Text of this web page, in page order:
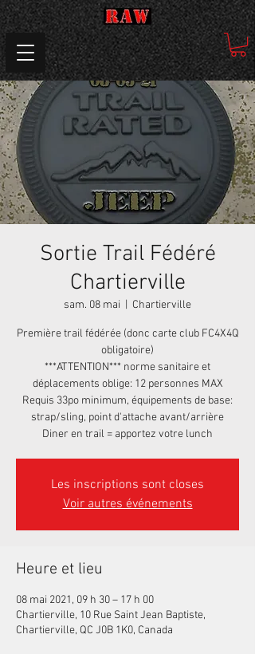
Sortie Trail Fédéré
Chartierville
sam. 08 mai Chartierville
Première trail fédérée (donc carte club FC4X4Q
obligatoire)
***ATTENTION*** norme sanitaire et
déplacements oblige: 12 personnes MAX
Requis 33po minimum, équipements de base:
strap/sling, point d'attache avant/arrière
Diner en trail = apportez votre lunch
Les inscriptions sont closes
Voir autres événements
Heure et lieu
08 mai 2021, 09 h 30 – 17 h 00
Chartierville, 10 Rue Saint Jean Baptiste,
Chartierville, QC J0B 1K0, Canada